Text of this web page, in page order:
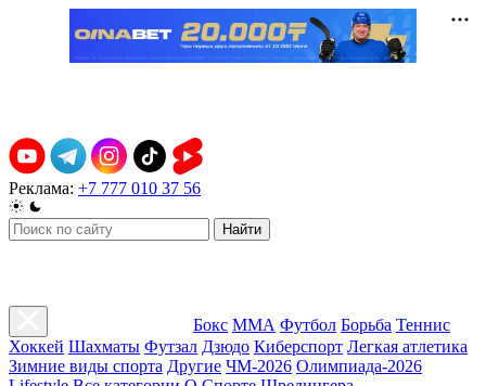
Реклама: +7 777 010 37 56
Найти
Бокс ММА Футбол Борьба Теннис
Хоккей Шахматы Футзал Дзюдо Киберспорт Легкая атлетика
Зимние виды спорта Другие ЧМ-2026 Олимпиада-2026